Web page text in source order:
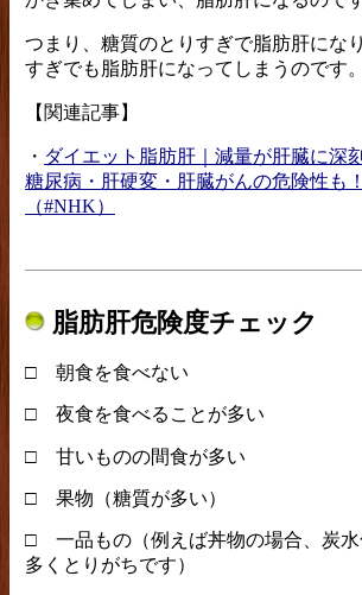
つまり、糖質のとりすぎで脂肪肝にな
すぎでも脂肪肝になってしまうのです。
【関連記事】
・ ダイエット脂肪肝｜減量が肝臓に深
糖尿病・肝硬変・肝臓がんの危険性も
（#NHK）
脂肪肝危険度チェック
□ 朝食を食べない
□ 夜食を食べることが多い
□ 甘いものの間食が多い
□ 果物（糖質が多い）
□ 一品もの（例えば丼物の場合、炭水
多くとりがちです）